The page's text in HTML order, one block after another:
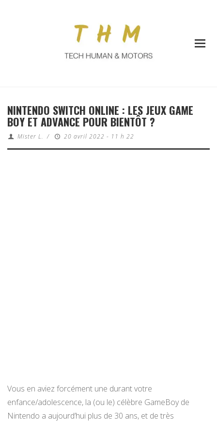
NINTENDO SWITCH ONLINE : LES JEUX GAME
BOY ET ADVANCE POUR BIENTÔT ?
Mister L. / 20 avril 2022 - 11 h 22
Vous en aviez forcément une durant votre
enfance/adolescence, la (ou le) célèbre GameBoy de
Nintendo a aujourd’hui plus de 30 ans, et de très